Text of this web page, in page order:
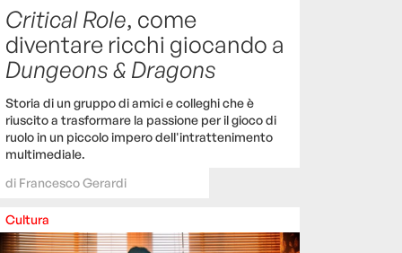
Critical Role, come
diventare ricchi giocando a
Dungeons & Dragons
Storia di un gruppo di amici e colleghi che è
riuscito a trasformare la passione per il gioco di
ruolo in un piccolo impero dell'intrattenimento
multimediale.
di Francesco Gerardi
Cultura